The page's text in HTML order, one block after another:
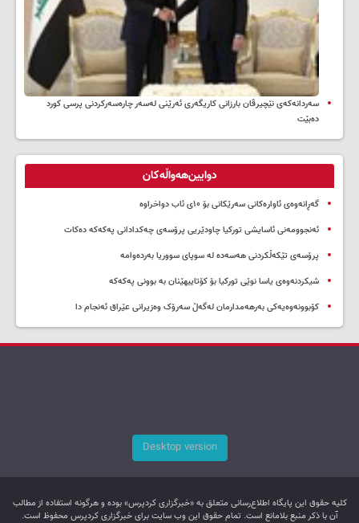
سه‌ردانه‌کەی نێچیرڤان بارزانی كاریگه‌ری ئه‌رێنی له‌سه‌ر چاره‌سه‌ركردنی پرسی كورد
ده‌بێت
دوایین‌هەواڵەکان
گەڕانەوەی ئاوارەکانی سەرێکانی بۆ ۱۰ی ئاب دواخراوە
ئەنجوومەنی ئاسایشی تورکیا چاودێریی پرۆسەی چەکدادانی پەکەکە دەکات
پرۆسەی تێکەڵکردنی هەسەدە لە سوپای سووریا بەردەوامە
شیکردنەوەی یاسا نوێی تورکیا بۆ کۆتاییهێنان بە بوونی پەکەکە
کۆبوونەوەیەکی بەرهەمدارمان لەگەڵ سەرۆک وەزیرانی عێراق ئەنجام دا
Desktop version
کليه حقوق اين پایگاه اطلاع‌رسانی متعلق به «خبرگزاری کردپرس» بوده و هرگونه استفاده از مطالب
آن با ذکر منبع بلامانع است. تمام حقوق این وب سایت برای خبرگزاری کردپرس محفوظ است.